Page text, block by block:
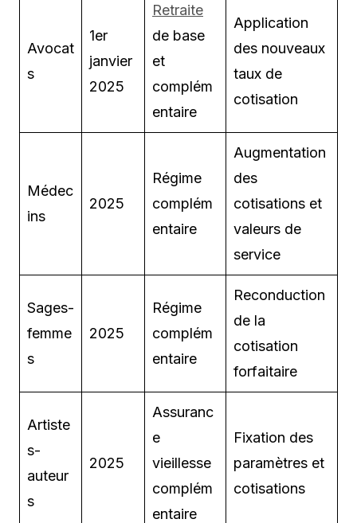
Avocat
s
1er
janvier
2025
Retraite
de base
et
complém
entaire
Application
des nouveaux
taux de
cotisation
Médec
ins
2025
Régime
complém
entaire
Augmentation
des
cotisations et
valeurs de
service
Sages-
femme
s
2025
Régime
complém
entaire
Reconduction
de la
cotisation
forfaitaire
Artiste
s-
auteur
s
2025
Assuranc
e
vieillesse
complém
entaire
Fixation des
paramètres et
cotisations